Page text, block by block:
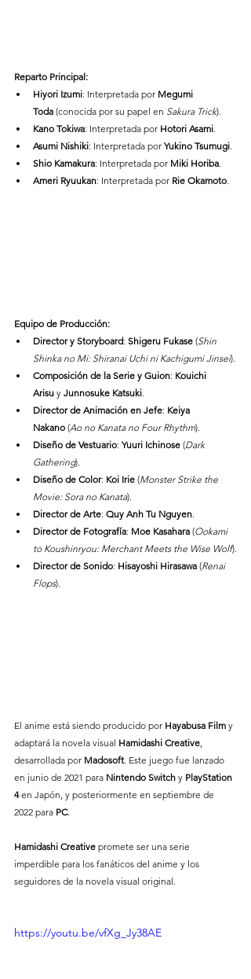
Reparto Principal:
Hiyori Izumi: Interpretada por Megumi
Toda (conocida por su papel en Sakura Trick).
Kano Tokiwa: Interpretada por Hotori Asami
Asumi Nishiki: Interpretada por Yukino Tsumugi
Shio Kamakura: Interpretada por Miki Horiba
Ameri Ryuukan: Interpretada por Rie Okamoto
Equipo de Producción:
Director y Storyboard: Shigeru Fukase (Shin
Shinka no Mi: Shiranai Uchi ni Kachigumi Jinsei).
Composición de la Serie y Guion: Kouichi
Arisu y Junnosuke Katsuki
Director de Animación en Jefe: Keiya
Nakano (Ao no Kanata no Four Rhythm).
Diseño de Vestuario: Yuuri Ichinose (Dark
Gathering).
Diseño de Color: Koi Irie (Monster Strike the
Movie: Sora no Kanata).
Director de Arte: Quy Anh Tu Nguyen
Director de Fotografía: Moe Kasahara (Ookami
to Koushinryou: Merchant Meets the Wise Wolf).
Director de Sonido: Hisayoshi Hirasawa (Renai
Flops).
El anime está siendo producido por Hayabusa Film y
adaptará la novela visual Hamidashi Creative,
desarrollada por Madosoft. Este juego fue lanzado
en junio de 2021 para Nintendo Switch y PlayStation
4 en Japón, y posteriormente en septiembre de
2022 para PC.
Hamidashi Creative promete ser una serie
imperdible para los fanáticos del anime y los
seguidores de la novela visual original.
https://youtu.be/vfXg_Jy38AE